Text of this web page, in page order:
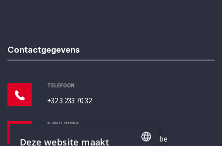
Contactgegevens
TELEFOON
+32 3 233 70 32
E-MAILADRES
secretariaat@humanistischverbond.be
Deze website maakt